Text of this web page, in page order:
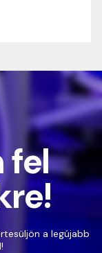
fel
a legújabb